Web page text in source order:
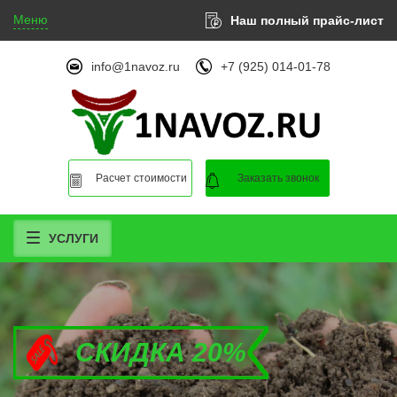
Меню Наш полный прайс-лист
info@1navoz.ru +7 (925) 014-01-78
Расчет стоимости Заказать звонок
УСЛУГИ
СКИДКА 20%
СКИДКА 20%
СКИДКА 20%